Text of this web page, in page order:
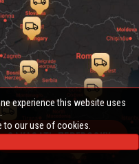
ЗАКАЗАТЬ ПЕРЕВОЗКУ
experience this website uses
to our use of cookies.